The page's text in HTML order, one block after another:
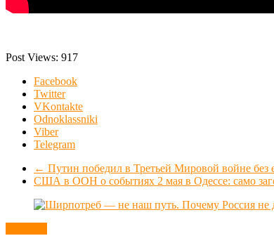
Post Views: 917
Facebook
Twitter
VKontakte
Odnoklassniki
Viber
Telegram
← Путин победил в Третьей Мировой войне без
США в ООН о событиях 2 мая в Одессе: само